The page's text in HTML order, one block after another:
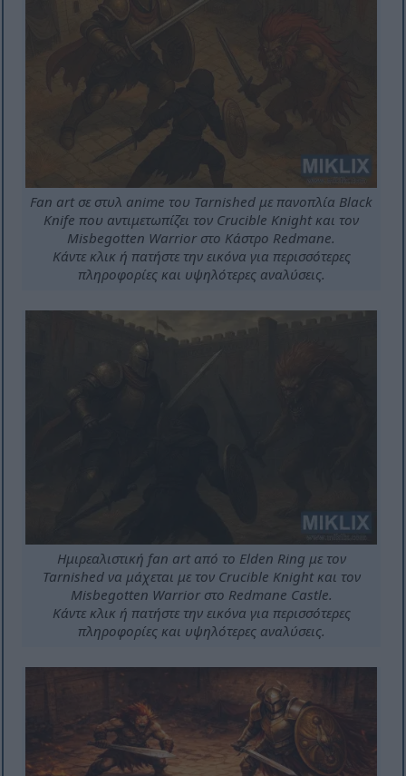
Fan art σε στυλ anime του Tarnished με πανοπλία Black
Knife που αντιμετωπίζει τον Crucible Knight και τον
Misbegotten Warrior στο Κάστρο Redmane.
Κάντε κλικ ή πατήστε την εικόνα για περισσότερες
πληροφορίες και υψηλότερες αναλύσεις.
Ημιρεαλιστική fan art από το Elden Ring με τον
Tarnished να μάχεται με τον Crucible Knight και τον
Misbegotten Warrior στο Redmane Castle.
Κάντε κλικ ή πατήστε την εικόνα για περισσότερες
πληροφορίες και υψηλότερες αναλύσεις.